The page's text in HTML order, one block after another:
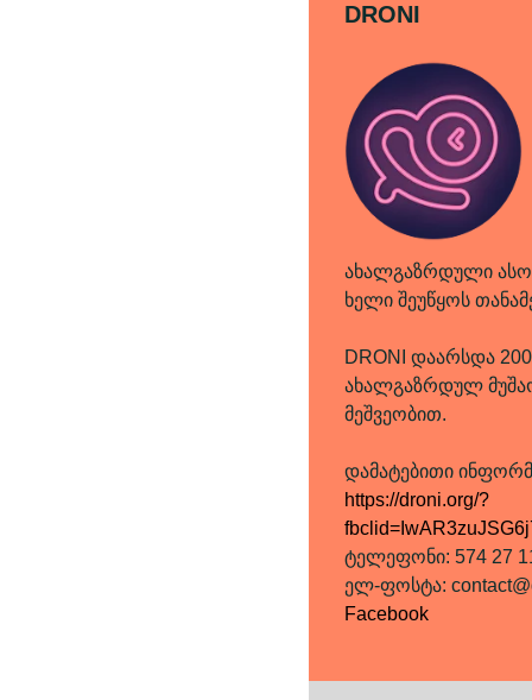
DRONI
ახალგაზრდული
ხელი შეუწყოს
DRONI დაარსდა
ახალგაზრდულ
მეშვეობით.
დამატებითი
https://droni.org/?
ტელეფონი: 574 27
ელ-ფოსტა:
Facebook